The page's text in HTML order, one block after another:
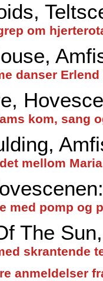
om
danser
kom, sang
mellom
med pomp og
The
skrantende
anmeldelser